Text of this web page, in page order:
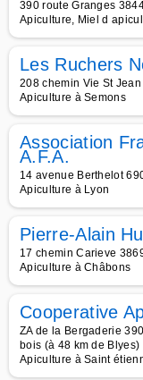
390 route Granges
Apiculture, Miel d
Les Ruchers
208 chemin Vie St
Apiculture à Semons
Association
A.F.A.
14 avenue Berthelot
Apiculture à Lyon
Pierre-Alain
17 chemin Carieve
Apiculture à Châbons
Cooperative
ZA de la Bergaderie
bois (à 48 km de Blyes)
Apiculture à Saint